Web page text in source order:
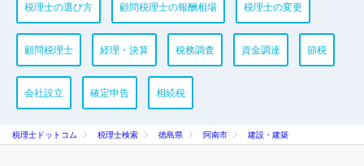
税理士の選び方 顧問税理士の報酬相場 税理士の変更
顧問税理士 経理・決算 税務調査 資金調達 節税
会社設立 確定申告 相続税
税理士ドットコム 税理士検索 徳島県 阿南市 建設・建築